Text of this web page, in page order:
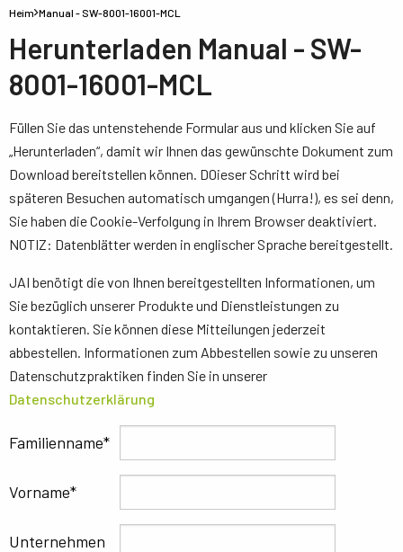
Heim Manual - SW-8001-16001-MCL
Herunterladen Manual - SW-
8001-16001-MCL
Füllen Sie das untenstehende Formular aus und klicken Sie auf
„Herunterladen“, damit wir Ihnen das gewünschte Dokument zum
Download bereitstellen können. D0ieser Schritt wird bei
späteren Besuchen automatisch umgangen (Hurra!), es sei denn,
Sie haben die Cookie-Verfolgung in Ihrem Browser deaktiviert.
NOTIZ: Datenblätter werden in englischer Sprache bereitgestellt.
JAI benötigt die von Ihnen bereitgestellten Informationen, um
Sie bezüglich unserer Produkte und Dienstleistungen zu
kontaktieren. Sie können diese Mitteilungen jederzeit
abbestellen. Informationen zum Abbestellen sowie zu unseren
Datenschutzpraktiken finden Sie in unserer
Datenschutzerklärung
Familienname
Vorname
Unternehmen